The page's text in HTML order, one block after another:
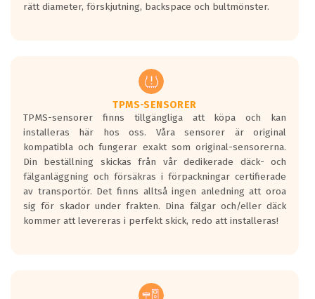
rätt diameter, förskjutning, backspace och bultmönster.
TPMS-SENSORER
TPMS-sensorer finns tillgängliga att köpa och kan
installeras här hos oss. Våra sensorer är original
kompatibla och fungerar exakt som original-sensorerna.
Din beställning skickas från vår dedikerade däck- och
fälganläggning och försäkras i förpackningar certifierade
av transportör. Det finns alltså ingen anledning att oroa
sig för skador under frakten. Dina fälgar och/eller däck
kommer att levereras i perfekt skick, redo att installeras!